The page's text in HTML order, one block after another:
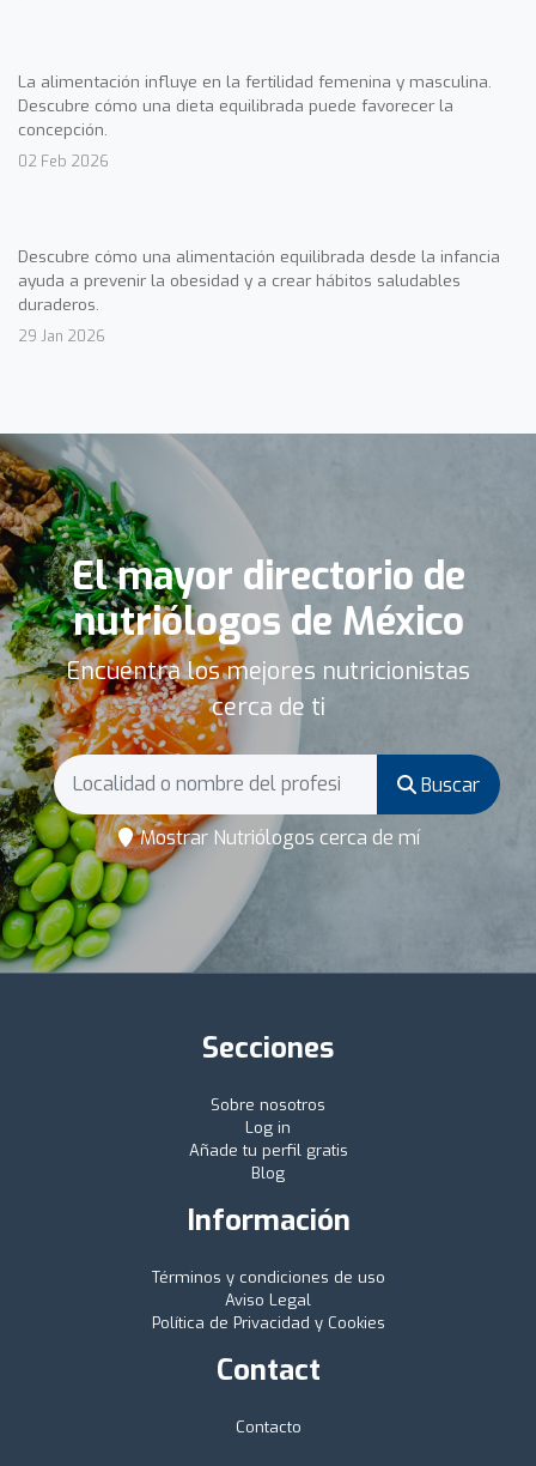
La alimentación influye en la fertilidad femenina y masculina.
Descubre cómo una dieta equilibrada puede favorecer la
concepción.
02 Feb 2026
Descubre cómo una alimentación equilibrada desde la infancia
ayuda a prevenir la obesidad y a crear hábitos saludables
duraderos.
29 Jan 2026
El mayor directorio de
nutriólogos de México
Encuentra los mejores nutricionistas
cerca de ti
Buscar
Mostrar Nutriólogos cerca de mí
Secciones
Sobre nosotros
Log in
Añade tu perfil gratis
Blog
Información
Términos y condiciones de uso
Aviso Legal
Política de Privacidad y Cookies
Contact
Contacto